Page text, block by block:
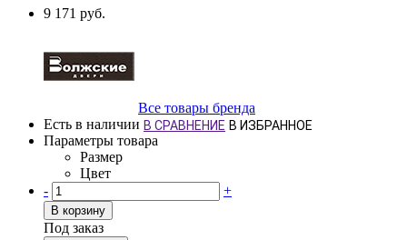
9 171 руб.
Все товары бренда
Есть в наличии В СРАВНЕНИЕ В ИЗБРАННОЕ
Параметры товара
Размер
Цвет
-
+
В корзину
Под заказ